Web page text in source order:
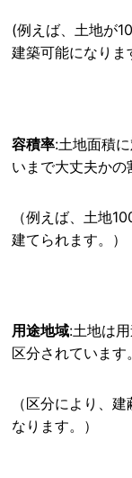
(例えば、土地が
建築可能になりま
容積率:土地面積
いまで大丈夫かの
（例えば、土地
建てられます。）
用途地域:土地は
区分されています。
（区分により、
なります。）